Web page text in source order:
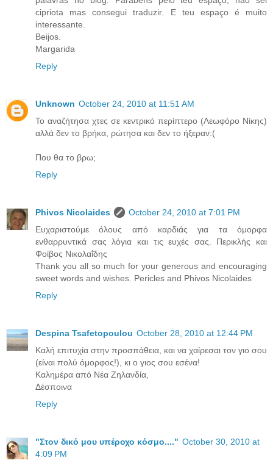
cipriota mas consegui traduzir. E teu espaço é muito
interessante.
Beijos.
Margarida
Reply
Unknown October 24, 2010 at 11:51 AM
Το αναζήτησα χτες σε κεντρικό περίπτερο (Λεωφόρο Νίκης)
αλλά δεν το βρήκα, ρώτησα και δεν το ήξεραν:(
Που θα το βρω;
Reply
Phivos Nicolaides
October 24, 2010 at 7:01 PM
Ευχαριστούμε όλους από καρδιάς για τα όμορφα
ενθαρρυντικά σας λόγια και τις ευχές σας. Περικλής και
Φοίβος Νικολαΐδης
Thank you all so much for your generous and encouraging
sweet words and wishes. Pericles and Phivos Nicolaides
Reply
Despina Tsafetopoulou October 28, 2010 at 12:44 PM
Καλή επιτυχία στην προσπάθεια, και να χαίρεσαι τον γιο σου
(είναι πολύ όμορφος!), κι ο γιος σου εσένα!
Καλημέρα από Νέα Ζηλανδία,
Δέσποινα
Reply
"Στον δικό μου υπέροχο κόσμο...." October 30, 2010 at
4:09 PM